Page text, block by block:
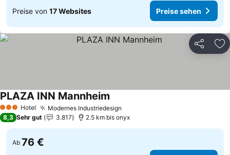
Preise von 17 Websites Preise sehen
Teilen
3 SterneHotel Modernes Industriedesign
PLAZA INN Mannheim
8,3 Sehr gut 3.817 2.5 km bis onyx
Ab 76 €